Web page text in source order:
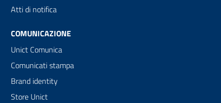
Atti di notifica
COMUNICAZIONE
Unict Comunica
Comunicati stampa
Brand identity
Store Unict